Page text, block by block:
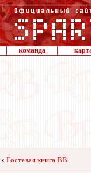
команда
‹ Гостевая книга ВВ